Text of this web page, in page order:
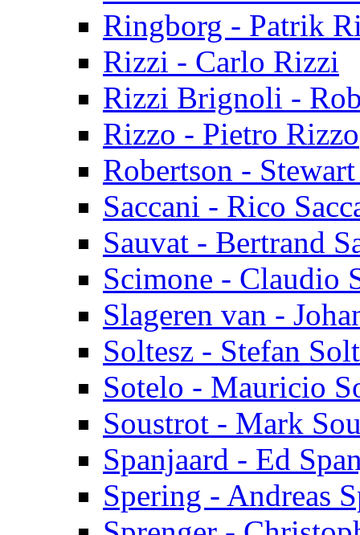
Ringborg - Patrik
Rizzi - Carlo Rizzi
Rizzi Brignoli -
Rizzo - Pietro Rizzo
Robertson -
Saccani - Rico
Sauvat - Bertrand
Scimone - Claudio
Slageren van -
Soltesz - Stefan
Sotelo - Mauricio
Soustrot - Mark
Spanjaard - Ed
Spering - Andreas